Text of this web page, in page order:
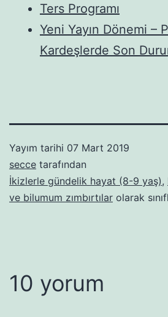
Ters Programı
Yeni Yayın Dönemi –
Kardeşlerde Son
Yayım tarihi 07 Mart 2019
secce tarafından
İkizlerle gündelik hayat (8-9 yaş),
ve bilumum zımbırtılar olarak
10 yorum